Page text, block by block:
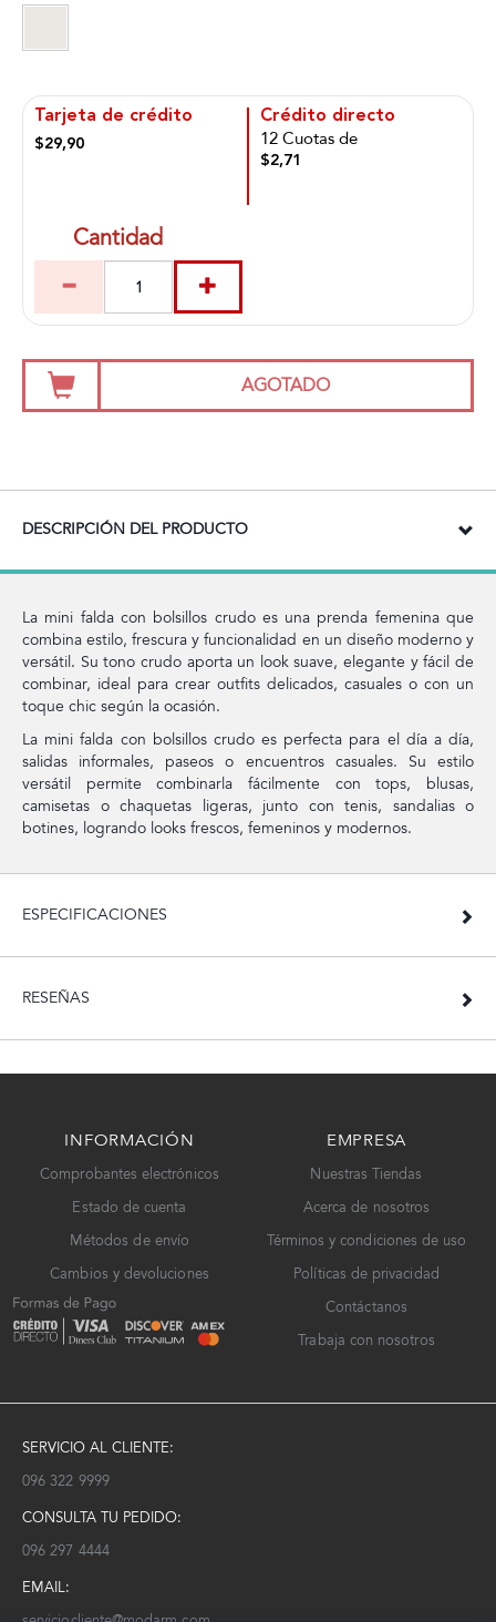
Tarjeta de crédito
$29,90
Crédito directo
12 Cuotas de
$2,71
Cantidad
AGOTADO
DESCRIPCIÓN DEL PRODUCTO
La mini falda con bolsillos crudo es una prenda femenina que
combina estilo, frescura y funcionalidad en un diseño moderno y
versátil. Su tono crudo aporta un look suave, elegante y fácil de
combinar, ideal para crear outfits delicados, casuales o con un
toque chic según la ocasión.
La mini falda con bolsillos crudo es perfecta para el día a día,
salidas informales, paseos o encuentros casuales. Su estilo
versátil permite combinarla fácilmente con tops, blusas,
camisetas o chaquetas ligeras, junto con tenis, sandalias o
botines, logrando looks frescos, femeninos y modernos.
ESPECIFICACIONES
RESEÑAS
INFORMACIÓN
Comprobantes electrónicos
Estado de cuenta
Métodos de envío
Cambios y devoluciones
EMPRESA
Nuestras Tiendas
Acerca de nosotros
Términos y condiciones de uso
Políticas de privacidad
Contáctanos
Trabaja con nosotros
SERVICIO AL CLIENTE:
096 322 9999
CONSULTA TU PEDIDO:
096 297 4444
EMAIL: